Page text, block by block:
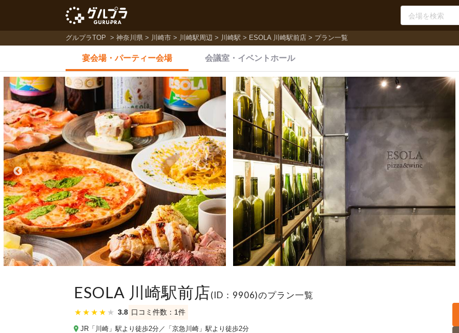
グルプラTOP 神奈川県 川崎市 川崎駅周辺 川崎駅 ESOLA 川崎駅前店 プラン一覧
宴会場・パーティー会場 会議室・ イベントホール
ESOLA 川崎駅前店(ID：9906)のプラン一覧
★ ★ ★ ★ ★ 3.8 口コミ件数：1件
JR「川崎」駅より徒歩2分／「京急川崎」駅より徒歩2分